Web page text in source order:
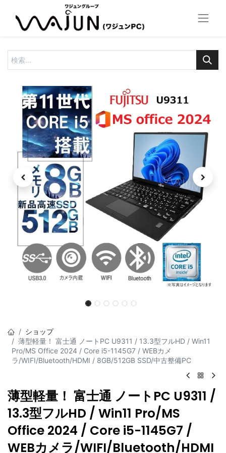
ショップ
薄型軽量！ 富士通 ノートPC U9311 / 13.3型フルHD / Win11
Pro/MS Office 2024 / Core i5-1145G7 / WEBカメ
ラ/WIFI/Bluetooth/HDMI / 8GB/512GB SSD/中古整備PC
薄型軽量！ 富士通 ノートPC U9311 /
13.3型フルHD / Win11 Pro/MS
Office 2024 / Core i5-1145G7 /
WEBカメラ/WIFI/Bluetooth/HDMI